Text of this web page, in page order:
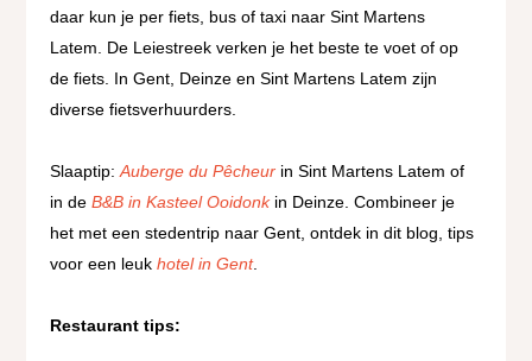
daar kun je per fiets, bus of taxi naar Sint Martens
Latem. De Leiestreek verken je het beste te voet of op
de fiets. In Gent, Deinze en Sint Martens Latem zijn
diverse fietsverhuurders.
Slaaptip:Auberge du Pêcheur in Sint Martens Latem of
in deB&B in Kasteel Ooidonkin Deinze. Combineer je
het met een stedentrip naar Gent, ontdek in dit blog, tips
voor een leukhotel in Gent.
Restaurant tips: